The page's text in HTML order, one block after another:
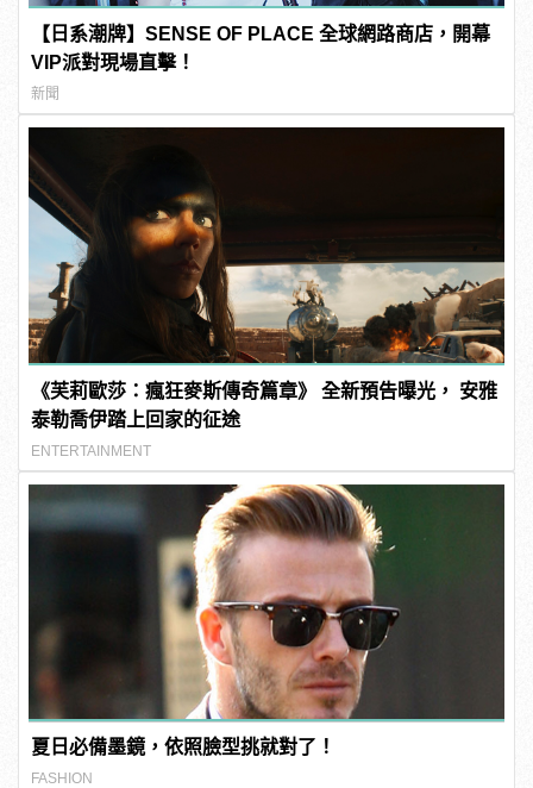
【日系潮牌】SENSE OF PLACE 全球網路商店，開幕
VIP派對現場直擊！
新聞
《芙莉歐莎：瘋狂麥斯傳奇篇章》 全新預告曝光， 安雅
泰勒喬伊踏上回家的征途
ENTERTAINMENT
夏日必備墨鏡，依照臉型挑就對了！
FASHION